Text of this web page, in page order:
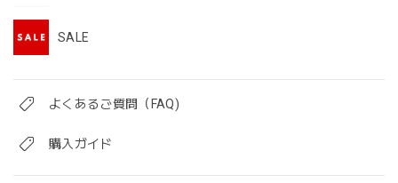
SALE
よくあるご質問（FAQ)
購入ガイド